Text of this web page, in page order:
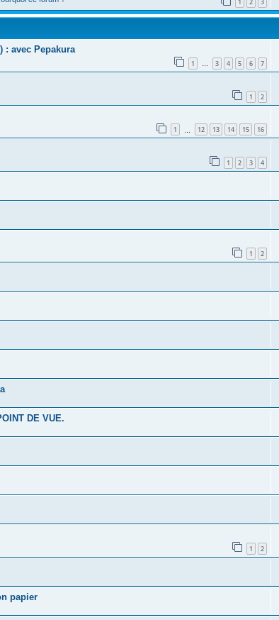
1 2 3
: avec Pepakura
1 … 3 4 5 6 7
1 2
1 12 13 14 15 16
1 2 3 4
1 2
DE VUE.
1 2
papier